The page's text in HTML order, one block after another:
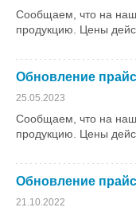
Сообщаем, что на
продукцию. Цены
Обновление
25.05.2023
Сообщаем, что на
продукцию. Цены
Обновление
21.10.2022